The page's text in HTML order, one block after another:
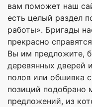
вам поможет наш
есть целый раздел
работы». Бригады
прекрасно
Вы им предложите,
деревянных дверей
полов или обшивка
позиций подобрано
предложений, из